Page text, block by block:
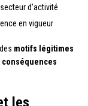
d’activité
en vigueur
motifs légitimes
conséquences
les